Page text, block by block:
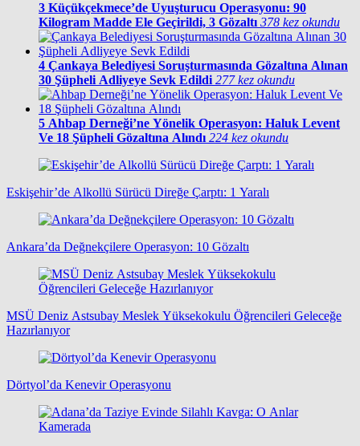
3 Küçükçekmece’de Uyuşturucu Operasyonu: 90
Kilogram Madde Ele Geçirildi, 3 Gözaltı 378 kez okundu
4 Çankaya Belediyesi Soruşturmasında Gözaltına Alınan
30 Şüpheli Adliyeye Sevk Edildi 277 kez okundu
5 Ahbap Derneği’ne Yönelik Operasyon: Haluk Levent
Ve 18 Şüpheli Gözaltına Alındı 224 kez okundu
Eskişehir’de Alkollü Sürücü Direğe Çarptı: 1 Yaralı
Ankara’da Değnekçilere Operasyon: 10 Gözaltı
MSÜ Deniz Astsubay Meslek Yüksekokulu Öğrencileri Geleceğe
Hazırlanıyor
Dörtyol’da Kenevir Operasyonu